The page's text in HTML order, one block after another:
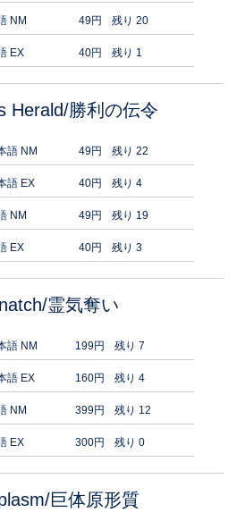
NM 49円 残り 20
EX 40円 残り 1
Herald/勝利の伝令
語 NM 49円 残り 22
語 EX 40円 残り 4
NM 49円 残り 19
EX 40円 残り 3
霊気奪い
語 NM 199円 残り 7
語 EX 160円 残り 4
NM 399円 残り 12
EX 300円 残り 0
巨体原形質